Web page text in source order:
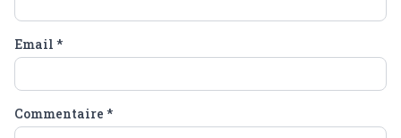
Email *
Commentaire *